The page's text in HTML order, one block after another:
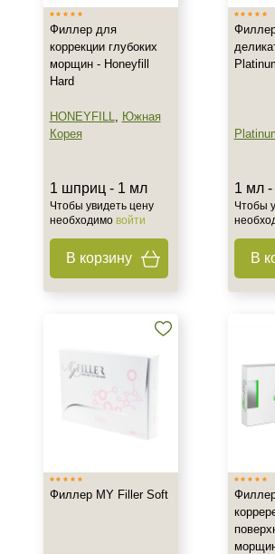
Филлер для
коррекции глубоких
морщин - Honeyfill
Hard
HONEYFILL, Южная
Корея
1 шприц - 1 мл
Чтобы увидеть цену
необходимо войти
В корзину
1 мл
Чтобы
В
Филлер MY Filler Soft
Не показывать предложение о
+7 (495) 640-58-89